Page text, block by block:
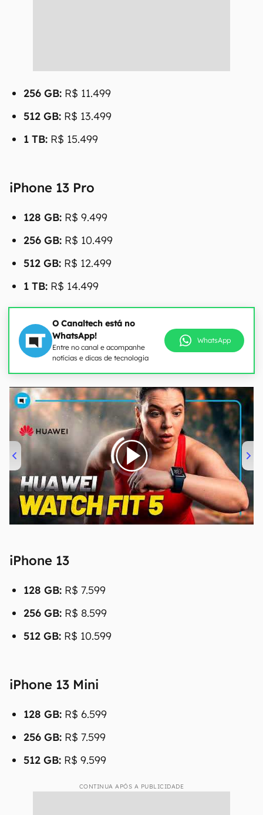
256 GB: R$ 11.499
512 GB: R$ 13.499
1 TB: R$ 15.499
iPhone 13 Pro
128 GB: R$ 9.499
256 GB: R$ 10.499
512 GB: R$ 12.499
1 TB: R$ 14.499
O Canaltech está no
WhatsApp!
Entre no canal e acompanhe
notícias e dicas de tecnologia
WhatsApp
00:00/04:51
iPhone 13
128 GB: R$ 7.599
256 GB: R$ 8.599
512 GB: R$ 10.599
iPhone 13 Mini
128 GB: R$ 6.599
256 GB: R$ 7.599
512 GB: R$ 9.599
CONTINUA APÓS A PUBLICIDADE